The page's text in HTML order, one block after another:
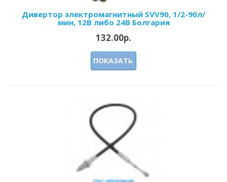
Дивертор электромагнитный SVV90, 1/2-90л/
мин, 12В либо 24В Болгария
132.00р.
ПОКАЗАТЬ